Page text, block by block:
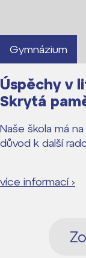
Gymnázium
Úspěchy v
Skrytá
Naše škola má
důvod k další
více informací ›